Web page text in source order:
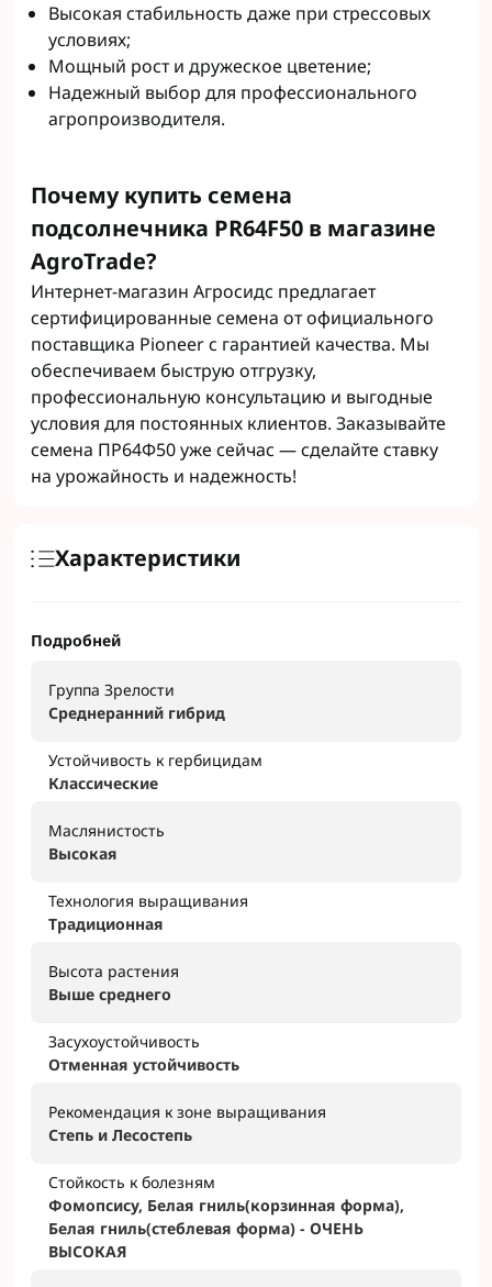
Высокая стабильность даже при стрессовых
условиях;
Мощный рост и дружеское цветение;
Надежный выбор для профессионального
агропроизводителя.
Почему купить семена
подсолнечника PR64F50 в магазине
AgroTrade?
Интернет-магазин Агросидс предлагает
сертифицированные семена от официального
поставщика Pioneer с гарантией качества. Мы
обеспечиваем быструю отгрузку,
профессиональную консультацию и выгодные
условия для постоянных клиентов. Заказывайте
семена ПР64Ф50 уже сейчас — сделайте ставку
на урожайность и надежность!
Характеристики
Подробней
Группа Зрелости
Среднеранний гибрид
Устойчивость к гербицидам
Классические
Маслянистость
Высокая
Технология выращивания
Традиционная
Высота растения
Выше среднего
Засухоустойчивость
Отменная устойчивость
Рекомендация к зоне выращивания
Степь и Лесостепь
Стойкость к болезням
Фомопсису, Белая гниль(корзинная форма),
Белая гниль(стеблевая форма) - ОЧЕНЬ
ВЫСОКАЯ